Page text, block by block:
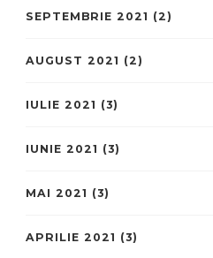
SEPTEMBRIE 2021 (2)
AUGUST 2021 (2)
IULIE 2021 (3)
IUNIE 2021 (3)
MAI 2021 (3)
APRILIE 2021 (3)